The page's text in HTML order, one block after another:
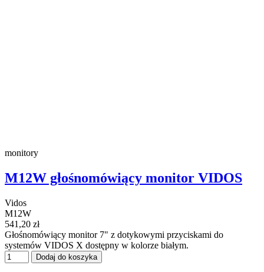
monitory
M12W głośnomówiący monitor VIDOS
Vidos
M12W
541,20 zł
Głośnomówiący monitor 7" z dotykowymi przyciskami do
systemów VIDOS X dostępny w kolorze białym.
Dodaj do koszyka